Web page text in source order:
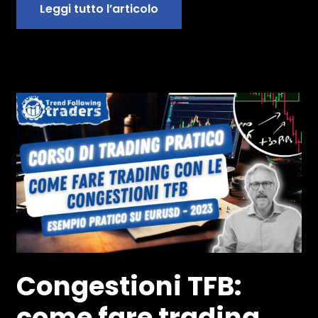
Leggi tutto l’articolo
Congestioni TFB: